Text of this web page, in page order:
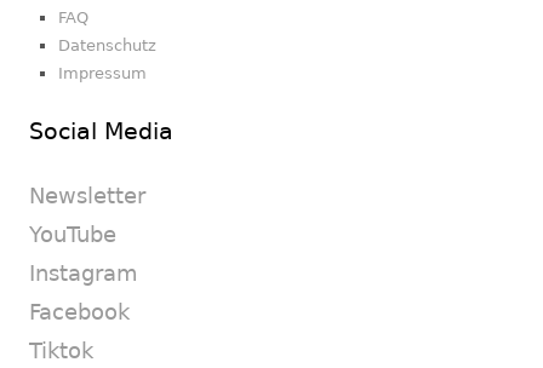
FAQ
Datenschutz
Impressum
Social Media
Newsletter
YouTube
Instagram
Facebook
Tiktok